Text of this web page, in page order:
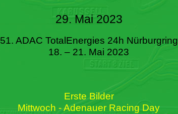
29. Mai 2023
51. ADAC TotalEnergies 24h Nürburgring
18. – 21. Mai 2023
Erste Bilder
Mittwoch - Adenauer Racing Day